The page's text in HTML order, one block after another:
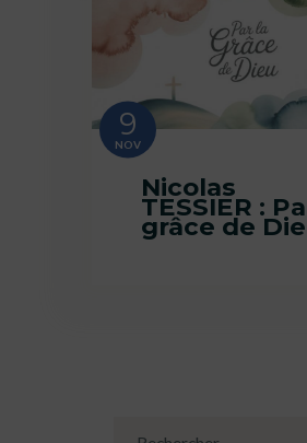
9
NOV
Nicolas
TESSIER :
grâce de